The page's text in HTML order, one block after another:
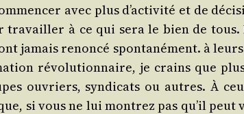
avec plus d’ac­ti­vi­té et de
à ce qui sera le bien de
jamais renon­cé spon­ta­né­ment. à
révo­lu­tion­naire, je crains que
ouvriers, syn­di­cats ou autres. À
si vous ne lui mon­trez pas qu’il peut